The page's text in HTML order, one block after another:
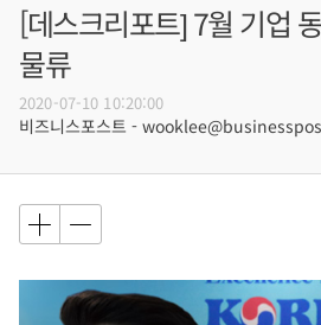
[데스크리포트] 7월 기업
물류
2020-07-10 10:20:00
비즈니스포스트 -